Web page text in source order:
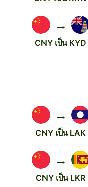
→
CNY เป็น KYD
→
CNY เป็น LAK
→
CNY เป็น LKR